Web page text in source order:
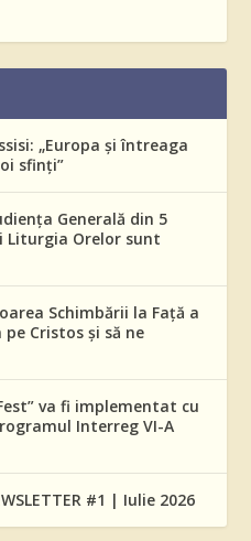
„Europa și întreaga
sfinți”
Generală din 5
Liturgia Orelor sunt
Schimbării la Față a
Cristos și să ne
va fi implementat cu
Interreg VI-A
#1 | Iulie 2026